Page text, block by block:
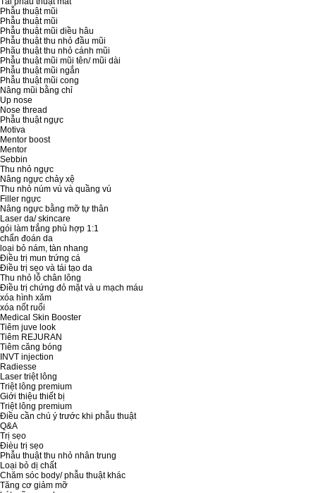
Phẫu thuật mũi
Phẫu thuật mũi
Phẫu thuật mũi diều hâu
Phẫu thuật thu nhỏ đầu mũi
Phãu thuật thu nhỏ cánh mũi
Phẫu thuật mũi mũi tên/ mũi dài
Phẫu thuật mũi ngắn
Phẫu thuật mũi cong
Nâng mũi bằng chỉ
Up nose
Nose thread
Phẫu thuật ngực
Motiva
Mentor boost
Mentor
Sebbin
Thu nhỏ ngực
Nâng ngực chảy xệ
Thu nhỏ núm vú và quầng vú
Filler ngực
Nâng ngực bằng mỡ tự thân
Laser da/ skincare
gói làm trắng phù hợp 1:1
chẩn đoán da
loại bỏ nám, tàn nhang
Điều trị mun trứng cá
Điều trị sẹo và tái tạo da
Thu nhỏ lỗ chân lông
Điều trị chứng đỏ mặt và u mạch máu
xóa hình xăm
xóa nốt ruổi
Medical Skin Booster
Tiêm juve look
Tiêm REJURAN
Tiêm căng bóng
INVT injection
Radiesse
Laser triệt lông
Triệt lông premium
Giới thiệu thiết bị
Triệt lông premium
Điều cần chú ý trước khi phẫu thuật
Q&A
Trị sẹo
Đièu trị sẹo
Phẫu thuật thu nhỏ nhân trung
Loại bỏ dị chất
Chăm sóc body/ phẫu thuật khác
Tăng cơ giảm mỡ